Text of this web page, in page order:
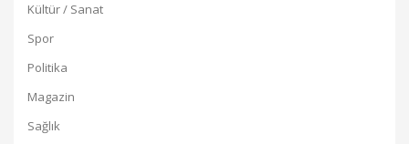
Kültür / Sanat
Spor
Politika
Magazin
Sağlık